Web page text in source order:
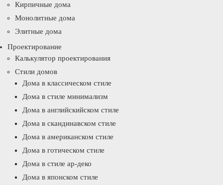
Кирпичные дома
Монолитные дома
Элитные дома
Проектирование
Калькулятор проектирования
Стили домов
Дома в классическом стиле
Дома в стиле минимализм
Дома в английскийском стиле
Дома в скандинавском стиле
Дома в американском стиле
Дома в готическом стиле
Дома в стиле ар-деко
Дома в японском стиле